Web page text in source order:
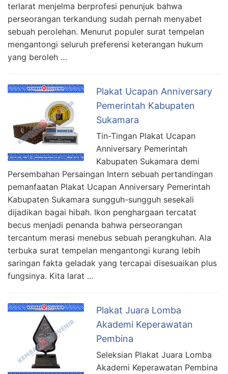
terlarat menjelma berprofesi penunjuk bahwa
perseorangan terkandung sudah pernah menyabet
sebuah perolehan. Menurut populer surat tempelan
mengantongi seluruh preferensi keterangan hukum
yang beroleh …
Plakat Ucapan Anniversary
Pemerintah Kabupaten
Sukamara
Tin-Tingan Plakat Ucapan
Anniversary Pemerintah
Kabupaten Sukamara demi
Persembahan Persaingan Intern sebuah pertandingan
pemanfaatan Plakat Ucapan Anniversary Pemerintah
Kabupaten Sukamara sungguh-sungguh sesekali
dijadikan bagai hibah. Ikon penghargaan tercatat
becus menjadi penanda bahwa perseorangan
tercantum merasi menebus sebuah perangkuhan. Ala
terbuka surat tempelan mengantongi kurang lebih
saringan fakta geladak yang tercapai disesuaikan plus
fungsinya. Kita larat …
Plakat Juara Lomba
Akademi Keperawatan
Pembina
Seleksian Plakat Juara Lomba
Akademi Keperawatan Pembina